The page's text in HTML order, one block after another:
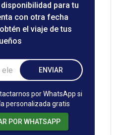
para tu
con otra fecha
el viaje de tus
ENVIAR
por WhatsApp si
personalizada gratis
POR WHATSAPP